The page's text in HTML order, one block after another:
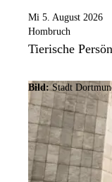
Mi 5. August 2026
Hombruch
Tierische
Bild:Stadt